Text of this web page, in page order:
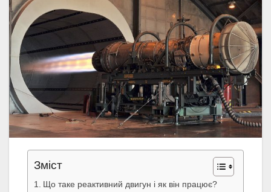
Зміст
Що таке реактивний двигун і як він працює?